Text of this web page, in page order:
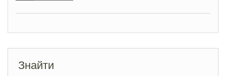
Знайти